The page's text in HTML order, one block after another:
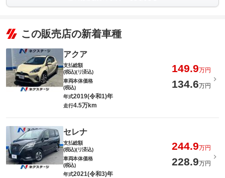
この販売店の新着車種
アクア
支払総額
(税込)(リ済込)
149.9万円
車両本体価格
(税込)
134.6万円
年式2019(令和1)年
走行4.5万km
セレナ
支払総額
(税込)(リ済込)
244.9万円
車両本体価格
(税込)
228.9万円
年式2021(令和3)年